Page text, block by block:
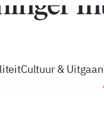
Cultuur & Uitgaan